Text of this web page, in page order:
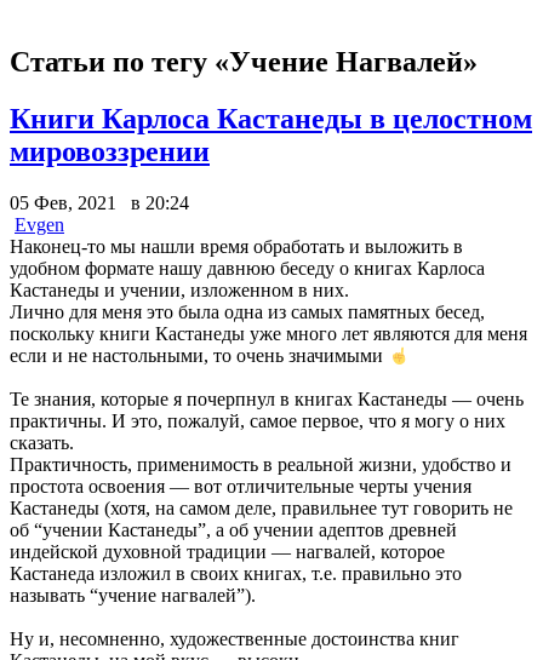
Статьи по тегу «Учение Нагвалей»
Книги Карлоса Кастанеды в целостном
мировоззрении
05 Фев, 2021 в 20:24
Evgen
Наконец-то мы нашли время обработать и выложить в
удобном формате нашу давнюю беседу о книгах Карлоса
Кастанеды и учении, изложенном в них.
Лично для меня это была одна из самых памятных бесед,
поскольку книги Кастанеды уже много лет являются для меня
если и не настольными, то очень значимыми
Те знания, которые я почерпнул в книгах Кастанеды — очень
практичны. И это, пожалуй, самое первое, что я могу о них
сказать.
Практичность, применимость в реальной жизни, удобство и
простота освоения — вот отличительные черты учения
Кастанеды (хотя, на самом деле, правильнее тут говорить не
об “учении Кастанеды”, а об учении адептов древней
индейской духовной традиции — нагвалей, которое
Кастанеда изложил в своих книгах, т.е. правильно это
называть “учение нагвалей”).
Ну и, несомненно, художественные достоинства книг